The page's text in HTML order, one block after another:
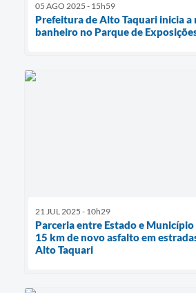
05 AGO 2025 - 15h59
Prefeitura de Alto Taquari inicia a
banheiro no Parque de
21 JUL 2025 - 10h29
Parceria entre Estado e
15 km de novo asfalto em
Alto Taquari